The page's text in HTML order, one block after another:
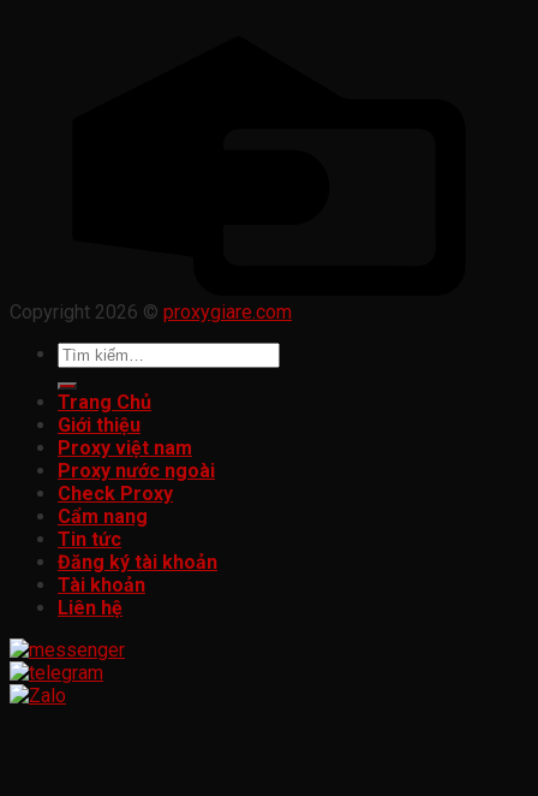
Copyright 2026 © proxygiare.com
Tìm
Trang Chủ
Giới thiệu
Proxy việt nam
Proxy nước ngoài
Check Proxy
Cẩm nang
Tin tức
Đăng ký tài khoản
Tài khoản
Liên hệ